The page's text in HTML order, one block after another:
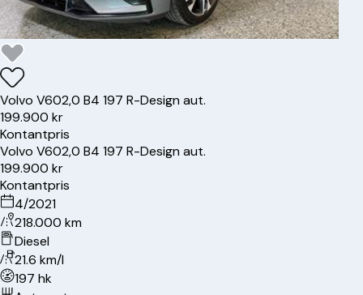
Volvo V602,0 B4 197 R-Design aut.
199.900 kr
Kontantpris
Volvo V602,0 B4 197 R-Design aut.
199.900 kr
Kontantpris
4/2021
218.000 km
Diesel
21.6 km/l
197 hk